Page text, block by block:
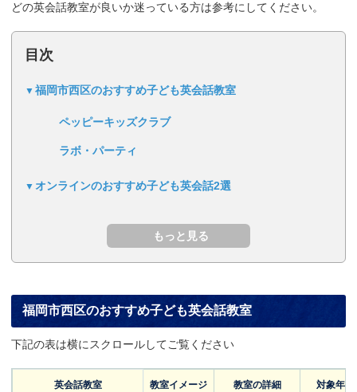
どの英会話教室が良いか迷っている方は参考にしてください。
目次
福岡市西区のおすすめ子ども英会話教室
ペッピーキッズクラブ
ラボ・パーティ
オンラインのおすすめ子ども英会話2選
福岡市西区のおすすめ子ども英会話教室
下記の表は横にスクロールしてご覧ください
英会話教室 教室イメージ 教室の詳細 対象年齢